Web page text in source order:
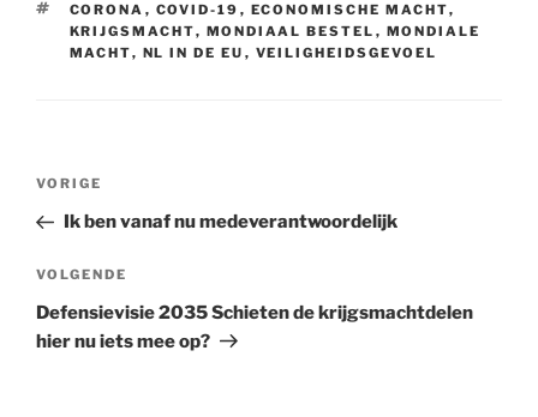
TAGS
CORONA , COVID-19 , ECONOMISCHE MACHT,
KRIJGSMACHT, MONDIAAL BESTEL , MONDIALE
MACHT, NL IN DE EU , VEILIGHEIDSGEVOEL
Bericht
Vorig
bericht
VORIGE
Ik ben vanaf nu medeverantwoordelijk
Volgend
bericht
VOLGENDE
Defensievisie 2035 Schieten de krijgsmachtdelen
hier nu iets mee op?